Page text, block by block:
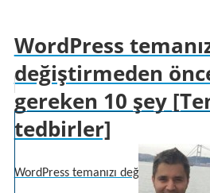
WordPress
değiştirmeden
gereken 10 şey
tedbirler]
WordPress temanızı değiştirmek...